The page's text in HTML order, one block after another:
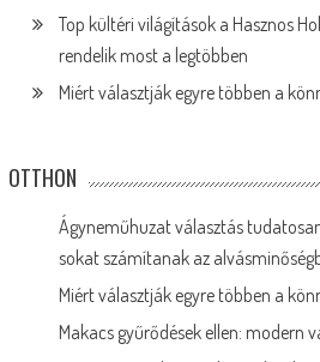
Top kültéri világítások a Hasznos
rendelik most a legtöbben
Miért választják egyre többen a
OTTHON
Ágyneműhuzat választás
sokat számítanak az
Miért választják egyre többen a
Makacs gyűrődések ellen: modern